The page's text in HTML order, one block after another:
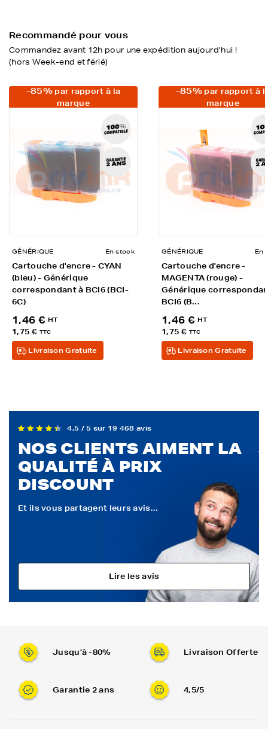
Recommandé pour vous
Commandez avant 12h pour une expédition aujourd’hui !
(hors Week-end et férié)
-85% par rapport à la
marque
GÉNÉRIQUE En stock
Cartouche d'encre - CYAN
(bleu) - Générique
correspondant à BCI6 (BCI-
6C)
1,46 € HT
1,75 € TTC
Livraison Gratuite
-85% par rapport à
marque
GÉNÉRIQUE En
Cartouche d'encre -
MAGENTA (rouge) -
Générique
BCI6 (B...
1,46 € HT
1,75 € TTC
Livraison Gratuite
4,5 / 5 sur 19 468 avis
NOS CLIENTS AIMENT LA
QUALITÉ À PRIX
DISCOUNT
Et ils vous partagent leurs avis...
Lire les avis
Jusqu’à -80% Livraison Offerte
Garantie 2 ans 4,5/5